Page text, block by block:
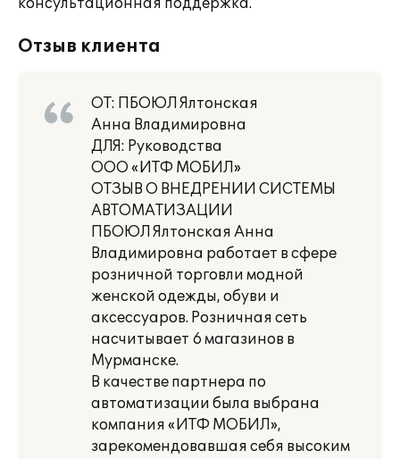
консультационная поддержка.
Отзыв клиента
ОТ: ПБОЮЛ Ялтонская
Анна Владимировна
ДЛЯ: Руководства
ООО «ИТФ МОБИЛ»
ОТЗЫВ О ВНЕДРЕНИИ СИСТЕМЫ
АВТОМАТИЗАЦИИ
ПБОЮЛ Ялтонская Анна
Владимировна работает в сфере
розничной торговли модной
женской одежды, обуви и
аксессуаров. Розничная сеть
насчитывает 6 магазинов в
Мурманске.
В качестве партнера по
автоматизации была выбрана
компания «ИТФ МОБИЛ»,
зарекомендовавшая себя высоким